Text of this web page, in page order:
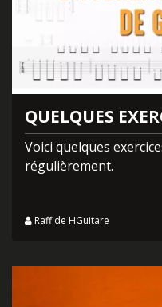
QUELQUES
Voici quelques
régulièrement.
Raff de HGuitare